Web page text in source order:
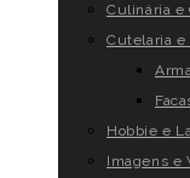
Culinária e
Cutelaria
Hobbie e
Imagens e